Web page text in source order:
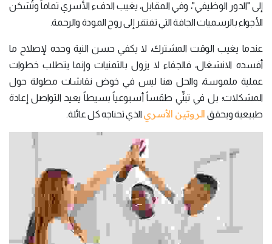
إلى "الدور الوظيفي"، وفي المقابل، يغيب الدفء الأسري تماماً وتُشحَن
الأجواء بالرسميات الجافة التي تفتقر إلى روح المودة والرحمة.
عندما يغيب الوقت المشترك، لا يكفي حسن النية وحده لإصلاح ما
أفسده الانشغال، فالجفاء لا يزول بالتمنيات وإنما يتطلب خطوات
عملية ملموسة، والحل هنا ليس في خوض نقاشات مطولة حول
المشكلات؛ بل في تبنِّي طقساً أسبوعياً بسيطاً يعيد التواصل إعادة
طبيعية ويحقق الروتين الأسري الذي تحتاجه كل عائلة.